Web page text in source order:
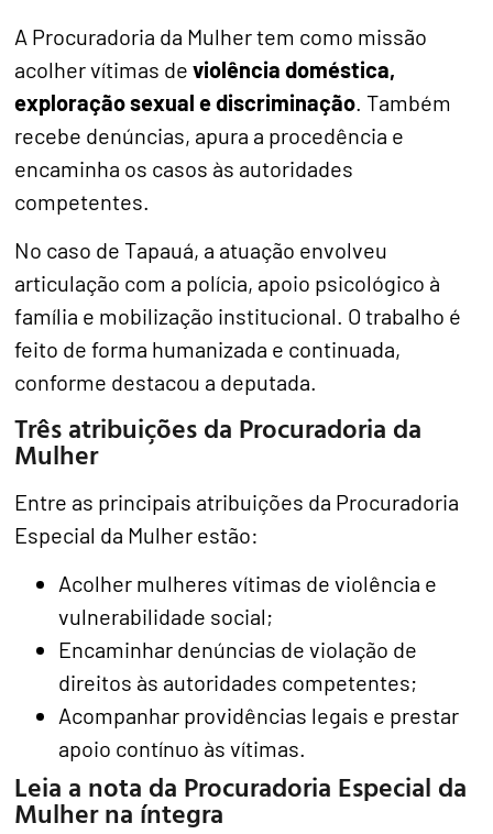
A Procuradoria da Mulher tem como missão
acolher vítimas deviolência doméstica,
exploração sexual e discriminação . Também
recebe denúncias, apura a procedência e
encaminha os casos às autoridades
competentes.
No caso de Tapauá, a atuação envolveu
articulação com a polícia, apoio psicológico à
família e mobilização institucional. O trabalho é
feito de forma humanizada e continuada,
conforme destacou a deputada.
Três atribuições da Procuradoria da
Mulher
Entre as principais atribuições da Procuradoria
Especial da Mulher estão:
Acolher mulheres vítimas de violência e
vulnerabilidade social;
Encaminhar denúncias de violação de
direitos às autoridades competentes;
Acompanhar providências legais e prestar
apoio contínuo às vítimas.
Leia a nota da Procuradoria Especial da
Mulher na íntegra